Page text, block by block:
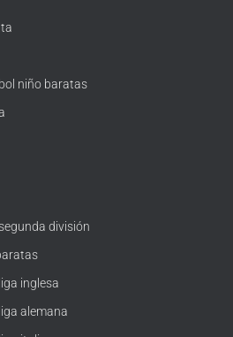
niño baratas
división
inglesa
alemana